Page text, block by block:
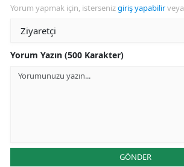
Yorum yapmak için, istersenizgiriş yapabilirveya
Yorum Yazın (500 Karakter)
GÖNDER